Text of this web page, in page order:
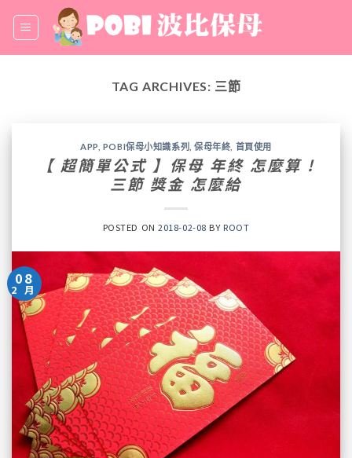
content
TAG ARCHIVES: 三節
APP POBI保母小知識系列 ,保母年終 首頁使用
【 超簡單公式 】保母 年終 怎麼算 !
三節 獎金 怎麼給
POSTED ON2018-02-08 BY ROOT
08
2 月